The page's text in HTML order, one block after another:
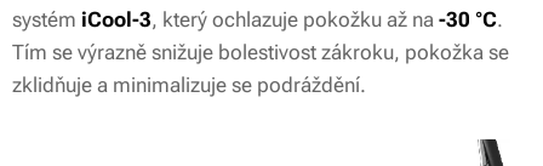
Pauzy mezi sezeními jsou nezbytné pro
hojení i účinnost
systém iCool-3, který ochlazuje pokožku až na -30 °C.
Tím se výrazně snižuje bolestivost zákroku, pokožka se
zklidňuje a minimalizuje se podráždění.